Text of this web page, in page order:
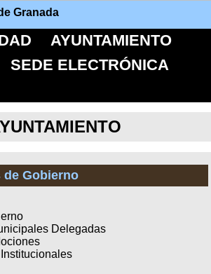
Granada
AYUNTAMIENTO
SEDE ELECTRÓNICA
de Gobierno
Delegadas